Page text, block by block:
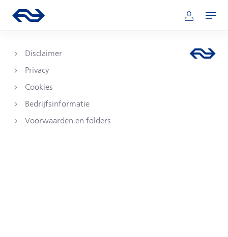
Hoofdnavigatie
Ga naar de homepage van ns.nl Mijn NS
Openen
Disclaimer
Privacy
Cookies
Bedrijfsinformatie
Voorwaarden en folders